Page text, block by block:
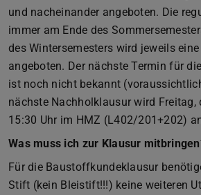
und nacheinander angeboten. Die
immer am Ende des
des Wintersemesters wird jeweils
angeboten. Der nächste Termin für
ist noch nicht bekannt
nächste Nachholklausur wird Freitag,
15:30 Uhr im HMZ (L402/201+202)
Was muss ich zur Klausur
Für die Baustoffkundeklausur
Stift (kein Bleistift!!!) keine weiteren